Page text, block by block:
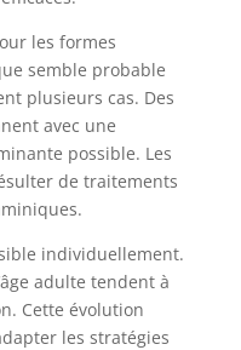
les formes
semble probable
plusieurs cas. Des
avec une
possible. Les
de traitements
individuellement.
adulte tendent à
Cette évolution
les stratégies